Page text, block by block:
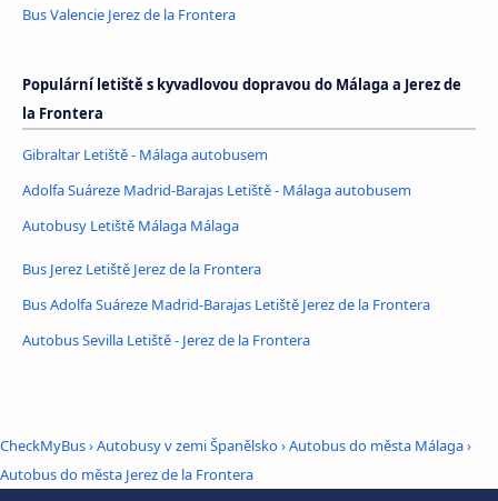
Bus Valencie Jerez de la Frontera
Populární letiště s kyvadlovou dopravou do Málaga a Jerez de
la Frontera
Gibraltar Letiště - Málaga autobusem
Adolfa Suáreze Madrid-Barajas Letiště - Málaga autobusem
Autobusy Letiště Málaga Málaga
Bus Jerez Letiště Jerez de la Frontera
Bus Adolfa Suáreze Madrid-Barajas Letiště Jerez de la Frontera
Autobus Sevilla Letiště - Jerez de la Frontera
CheckMyBus›Autobusy v zemi Španělsko›Autobus do města Málaga›
Autobus do města Jerez de la Frontera